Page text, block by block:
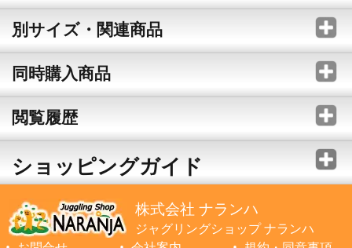
別サイズ・関連商品
同時購入商品
閲覧履歴
ショッピングガイド
株式会社 ナランハ
ジャグリングショップ ナランハ